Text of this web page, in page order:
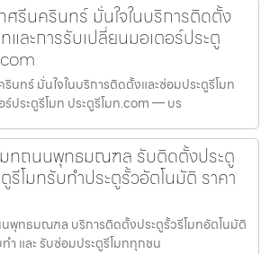
ศรีนครินทร์ มั่นใจในบริการติดตั้ง
และการรับเปลี่ยนมอเตอร์ประตู
นทร์ มั่นใจในบริการติดตั้งและซ่อมประตูรีโมท
ร์ประตูรีโมท ประตูรีโมท.com — บร
มทถนนพุทธมณฑล รับติดตั้งประตู
รีโมทรับทำประตูรั้วอัตโนมัติ ราคา
นพุทธมณฑล บริการติดตั้งประตูรั้วรีโมทอัตโนมัติ
ำ และ รับซ่อมประตูรีโมททุกชน